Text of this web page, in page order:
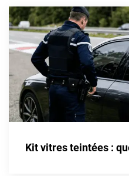
Gac
Geely
Genesis
Geo
Gmc
Grecav
Kit vitres teintées :